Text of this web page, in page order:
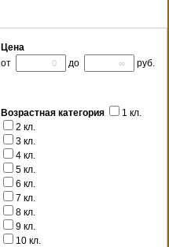
Цена
от
до руб.
Возрастная категория
1 кл.
2 кл.
3 кл.
4 кл.
5 кл.
6 кл.
7 кл.
8 кл.
9 кл.
10 кл.